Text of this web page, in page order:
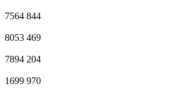
7564 844
8053 469
7894 204
1699 970